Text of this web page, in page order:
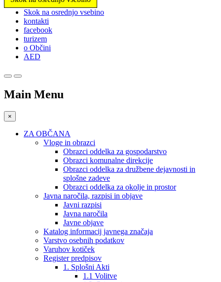
Prosimo,
upoštevajte:
spletno
mesto
vključuje
sistem
Skok na osrednjo vsebino
kontakti
facebook
turizem
o Občini
AED
Main Menu
×
ZA OBČANA
Vloge in obrazci
Obrazci oddelka za gospodarstvo
Obrazci komunalne direkcije
Obrazci oddelka za družbene dejavnosti in
splošne zadeve
Obrazci oddelka za okolje in prostor
Javna naročila, razpisi in objave
Javni razpisi
Javna naročila
Javne objave
Katalog informacij javnega značaja
Varstvo osebnih podatkov
Varuhov kotiček
Register predpisov
1. Splošni Akti
1.1 Volitve